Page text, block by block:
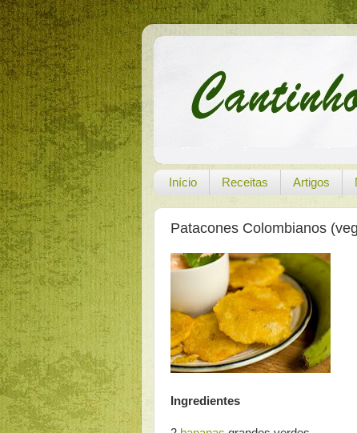
Início Receitas Artigos
Patacones Colombianos
Ingredientes